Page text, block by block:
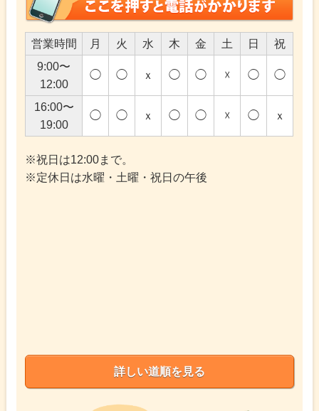
営業時間 月 火 水 木 金 土 日
祝
9:00〜
12:00
◯ ◯ ｘ ◯ ◯ ☓ ◯ ◯
16:00〜
19:00
◯ ◯ ｘ ◯ ◯ ☓ ◯ ｘ
※祝日は12:00まで。
※定休日は水曜・土曜・祝日の午後
詳しい道順を見る